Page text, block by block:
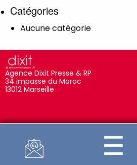
Catégories
Aucune catégorie
Agence Dixit Presse & RP
34 impasse du Maroc
13012 Marseille
Conditions Générales de vente
Politique de confidentialité☰